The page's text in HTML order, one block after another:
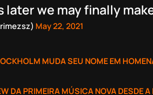
later we may finally
May 22, 2021
MUDA SEU NOME EM
DA PRIMEIRA MÚSICA NOVA DESDE A